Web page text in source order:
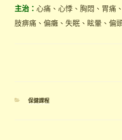
主治： 心痛、心悸、胸悶、胃痛
肢痹痛、偏癱、失眠、眩暈、偏
分
保健課程